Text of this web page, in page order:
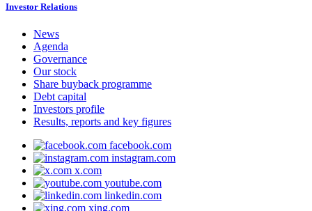
Investor Relations
News
Agenda
Governance
Our stock
Share buyback programme
Debt capital
Investors profile
Results, reports and key figures
facebook.com
instagram.com
x.com
youtube.com
linkedin.com
xing.com